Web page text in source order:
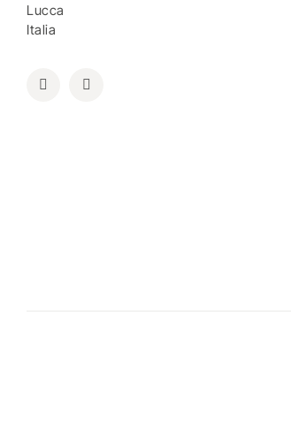
Lucca
Italia